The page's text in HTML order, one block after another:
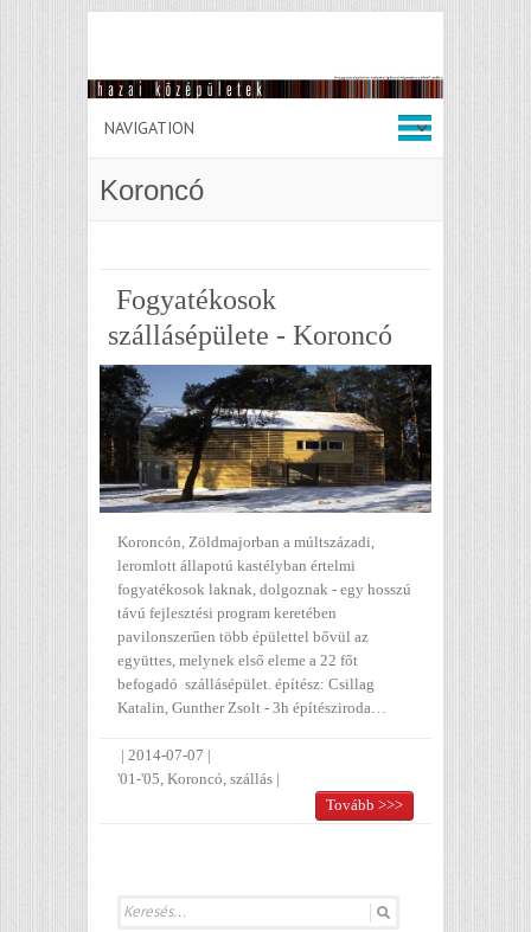
Koroncó
Fogyatékosok
szállásépülete - Koroncó
Koroncón, Zöldmajorban a múltszázadi,
leromlott állapotú kastélyban értelmi
fogyatékosok laknak, dolgoznak - egy hosszú
távú fejlesztési program keretében
pavilonszerűen több épülettel bővül az
együttes, melynek első eleme a 22 főt
befogadó szállásépület. építész: Csillag
Katalin, Gunther Zsolt - 3h építésziroda…
| 2014-07-07 |
'01-'05, Koroncó, szállás |
Tovább >>>